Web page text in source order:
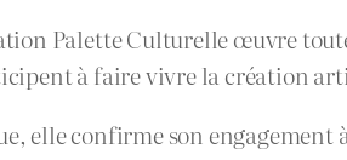
Palette Culturelle œuvre
à faire vivre la création
elle confirme son